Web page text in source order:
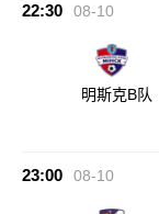
22:30 08-10
明斯克B队
23:00 08-10